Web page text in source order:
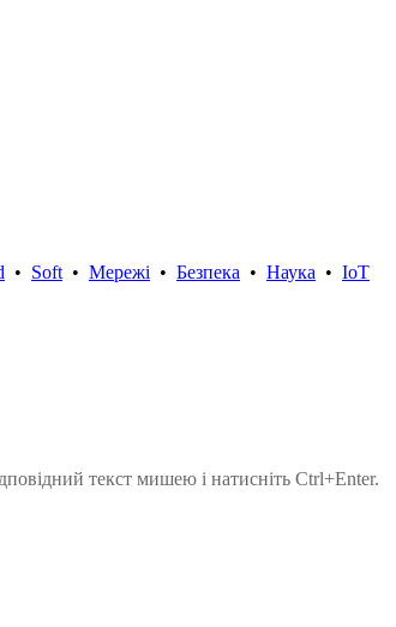
• Soft • Мережі • Безпека • Наука • IoT
текст мишею і натисніть Ctrl+Enter.